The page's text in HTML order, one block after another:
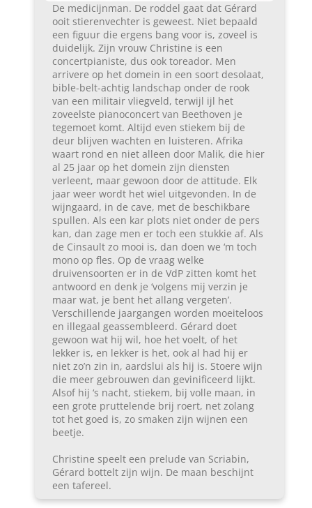
De medicijnman. De roddel gaat dat Gérard
ooit stierenvechter is geweest. Niet bepaald
een figuur die ergens bang voor is, zoveel is
duidelijk. Zijn vrouw Christine is een
concertpianiste, dus ook toreador. Men
arrivere op het domein in een soort desolaat,
bible-belt-achtig landschap onder de rook
van een militair vliegveld, terwijl ijl het
zoveelste pianoconcert van Beethoven je
tegemoet komt. Altijd even stiekem bij de
deur blijven wachten en luisteren. Afrika
waart rond en niet alleen door Malik, die hier
al 25 jaar op het domein zijn diensten
verleent, maar gewoon door de attitude. Elk
jaar weer wordt het wiel uitgevonden. In de
wijngaard, in de cave, met de beschikbare
spullen. Als een kar plots niet onder de pers
kan, dan zage men er toch een stukkie af. Als
de Cinsault zo mooi is, dan doen we ‘m toch
mono op fles. Op de vraag welke
druivensoorten er in de VdP zitten komt het
antwoord en denk je ‘volgens mij verzin je
maar wat, je bent het allang vergeten’.
Verschillende jaargangen worden moeiteloos
en illegaal geassembleerd. Gérard doet
gewoon wat hij wil, hoe het voelt, of het
lekker is, en lekker is het, ook al had hij er
niet zo’n zin in, aardslui als hij is. Stoere wijn
die meer gebrouwen dan gevinificeerd lijkt.
Alsof hij ‘s nacht, stiekem, bij volle maan, in
een grote pruttelende brij roert, net zolang
tot het goed is, zo smaken zijn wijnen een
beetje.
Christine speelt een prelude van Scriabin,
Gérard bottelt zijn wijn. De maan beschijnt
een tafereel.